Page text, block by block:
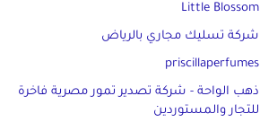
Little Blossom
شركة تسليك مجاري بالرياض
priscillaperfumes
ذهب الواحة - شركة تصدير تمور مصرية فاخرة
للتجار والمستوردين